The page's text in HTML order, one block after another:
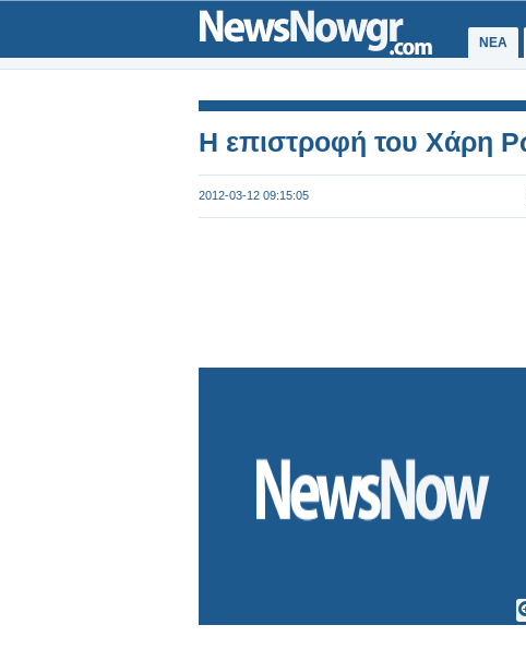
ΝΕΑ
Η επιστροφή του Χάρη
2012-03-12 09:15:05